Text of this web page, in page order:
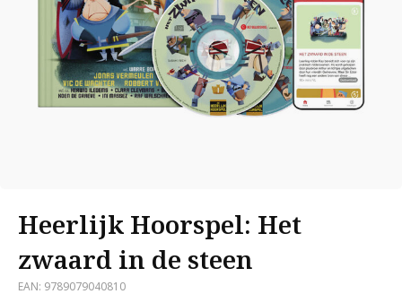
Heerlijk Hoorspel: Het
zwaard in de steen
EAN: 9789079040810